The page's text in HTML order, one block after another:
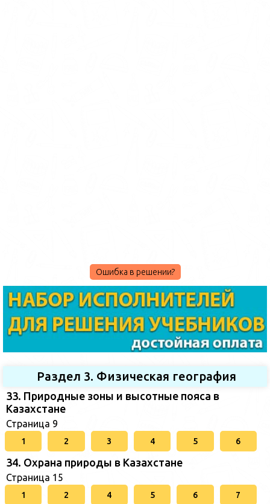
Ошибка в решении?
Раздел 3. Физическая география
33. Природные зоны и высотные пояса в
Казахстане
Страница 9
1 2 3 4 5 6
34. Охрана природы в Казахстане
Страница 15
1 2 4 5 6 7